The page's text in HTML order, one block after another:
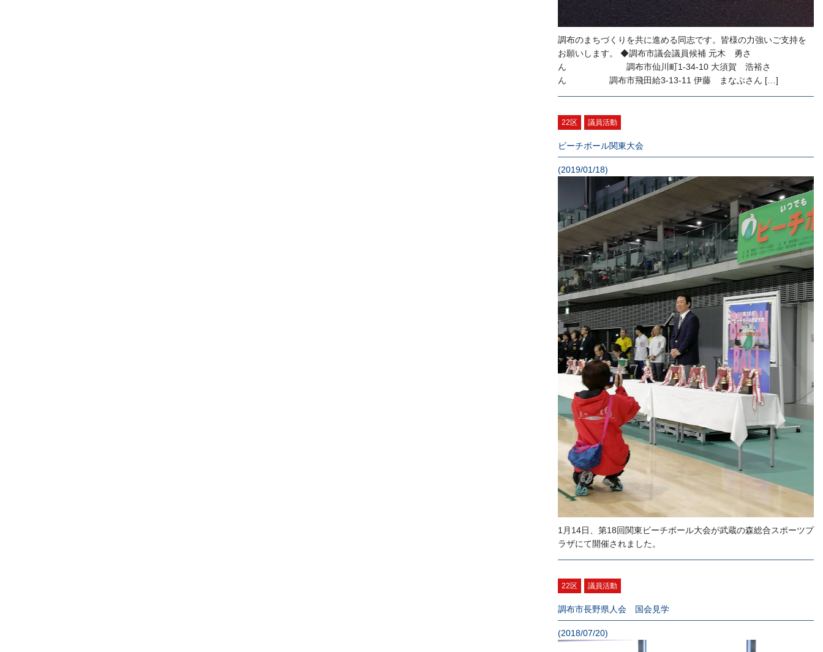
調布のまちづくりを共に進める同志です。皆様の力強いご支持を
お願いします。 ◆調布市議会議員候補 元木 勇さ
ん 調布市仙川町1-34-10 大須賀 浩裕さ
ん 調布市飛田給3-13-11 伊藤 まなぶさん […]
22区 議員活動
ビーチボール関東大会
(2019/01/18)
1月14日、第18回関東ビーチボール大会が武蔵の森総合スポーツプ
ラザにて開催されました。
22区 議員活動
調布市長野県人会 国会見学
(2018/07/20)